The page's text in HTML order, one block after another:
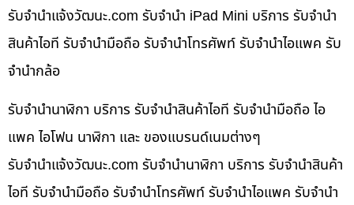
รับจํานําแจ้งวัฒนะ.com รับจำนำ iPad Mini บริการ รับจำนำ
สินค้าไอที รับจำนำมือถือ รับจำนำโทรศัพท์ รับจำนำไอแพค รับ
จำนำกล้อ
รับจำนำนาฬิกา บริการ รับจำนำสินค้าไอที รับจำนำมือถือ ไอ
แพค ไอโฟน นาฬิกา และ ของแบรนด์เนมต่างๆ
รับจํานําแจ้งวัฒนะ.com รับจำนำนาฬิกา บริการ รับจำนำสินค้า
ไอที รับจำนำมือถือ รับจำนำโทรศัพท์ รับจำนำไอแพค รับจำนำ